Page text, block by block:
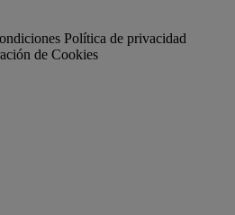
Política de privacidad
de Cookies